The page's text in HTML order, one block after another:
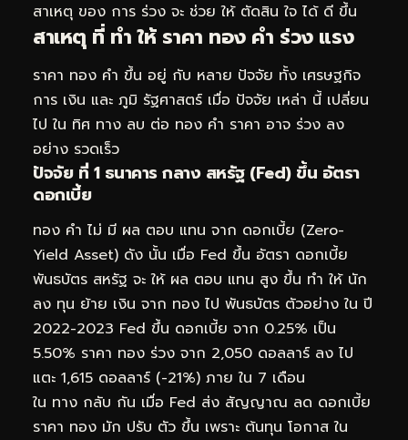
สาเหตุ ของ การ ร่วง จะ ช่วย ให้ ตัดสิน ใจ ได้ ดี ขึ้น
สาเหตุ ที่ ทำ ให้ ราคา ทอง คำ ร่วง แรง
ราคา ทอง คำ ขึ้น อยู่ กับ หลาย ปัจจัย ทั้ง เศรษฐกิจ
การ เงิน และ ภูมิ รัฐศาสตร์ เมื่อ ปัจจัย เหล่า นี้ เปลี่ยน
ไป ใน ทิศ ทาง ลบ ต่อ ทอง คำ ราคา อาจ ร่วง ลง
อย่าง รวดเร็ว
ปัจจัย ที่ 1 ธนาคาร กลาง สหรัฐ (Fed) ขึ้น อัตรา
ดอกเบี้ย
ทอง คำ ไม่ มี ผล ตอบ แทน จาก ดอกเบี้ย (Zero-
Yield Asset) ดัง นั้น เมื่อ Fed ขึ้น อัตรา ดอกเบี้ย
พันธบัตร สหรัฐ จะ ให้ ผล ตอบ แทน สูง ขึ้น ทำ ให้ นัก
ลง ทุน ย้าย เงิน จาก ทอง ไป พันธบัตร ตัวอย่าง ใน ปี
2022-2023 Fed ขึ้น ดอกเบี้ย จาก 0.25% เป็น
5.50% ราคา ทอง ร่วง จาก 2,050 ดอลลาร์ ลง ไป
แตะ 1,615 ดอลลาร์ (-21%) ภาย ใน 7 เดือน
ใน ทาง กลับ กัน เมื่อ Fed ส่ง สัญญาณ ลด ดอกเบี้ย
ราคา ทอง มัก ปรับ ตัว ขึ้น เพราะ ต้นทุน โอกาส ใน